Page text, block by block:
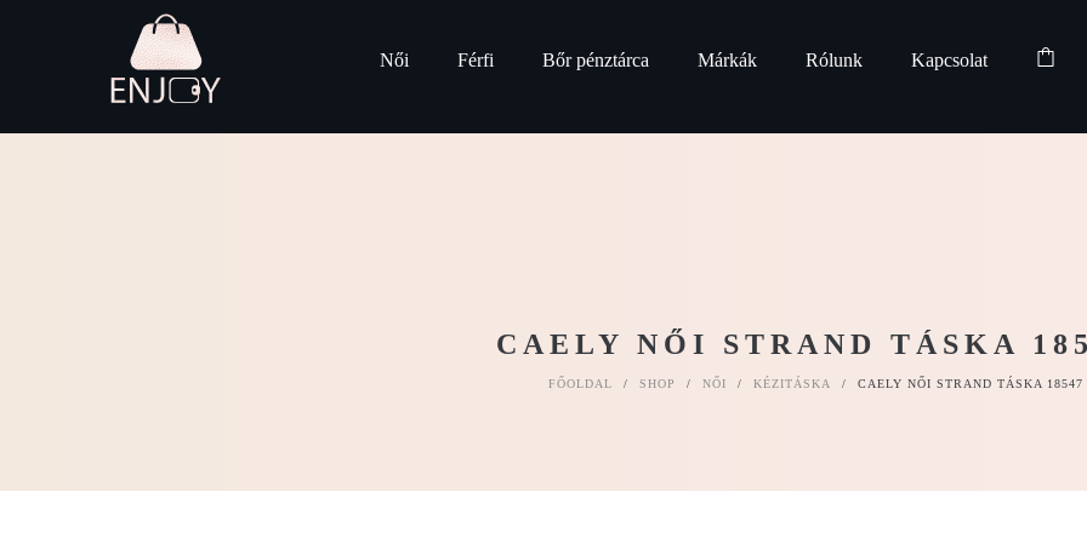
Női Férfi Bőr pénztárca Márkák Rólunk Kapcsolat
CAELY NŐI STRAND TÁSKA
FŐOLDAL / SHOP / NŐI / KÉZITÁSKA / CAELY NŐI STRAND TÁSKA 18547